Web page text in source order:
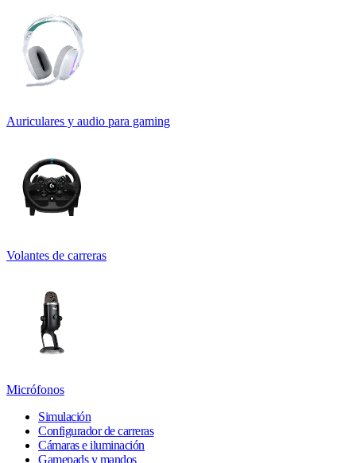
Auriculares y audio para gaming
Volantes de carreras
Micrófonos
Simulación
Configurador de carreras
Cámaras e iluminación
Gamepads y mandos